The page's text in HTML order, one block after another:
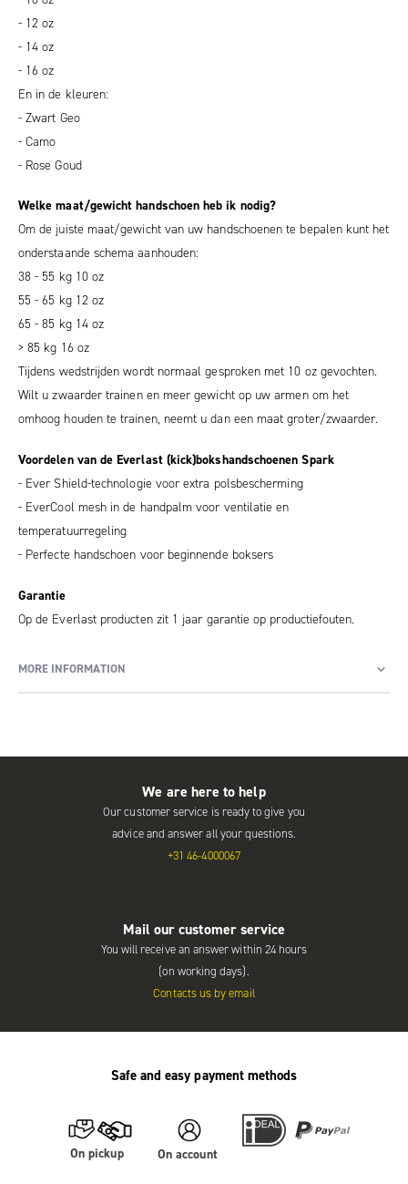
- 12 oz
- 14 oz
- 16 oz
En in de kleuren:
- Zwart Geo
- Camo
- Rose Goud
Welke maat/gewicht handschoen heb ik nodig?
Om de juiste maat/gewicht van uw handschoenen te bepalen kunt het
onderstaande schema aanhouden:
38 - 55 kg 10 oz
55 - 65 kg 12 oz
65 - 85 kg 14 oz
> 85 kg 16 oz
Tijdens wedstrijden wordt normaal gesproken met 10 oz gevochten.
Wilt u zwaarder trainen en meer gewicht op uw armen om het
omhoog houden te trainen, neemt u dan een maat groter/zwaarder.
Voordelen van de Everlast (kick)bokshandschoenen Spark
- Ever Shield-technologie voor extra polsbescherming
- EverCool mesh in de handpalm voor ventilatie en
temperatuurregeling
- Perfecte handschoen voor beginnende boksers
Garantie
Op de Everlast producten zit 1 jaar garantie op productiefouten.
MORE INFORMATION
We are here to help
Our customer service is ready to give you
advice and answer all your questions.
+31 46-4000067
Mail our customer service
You will receive an answer within 24 hours
(on working days).
Contacts us by email
Safe and easy payment methods
On pickup On account